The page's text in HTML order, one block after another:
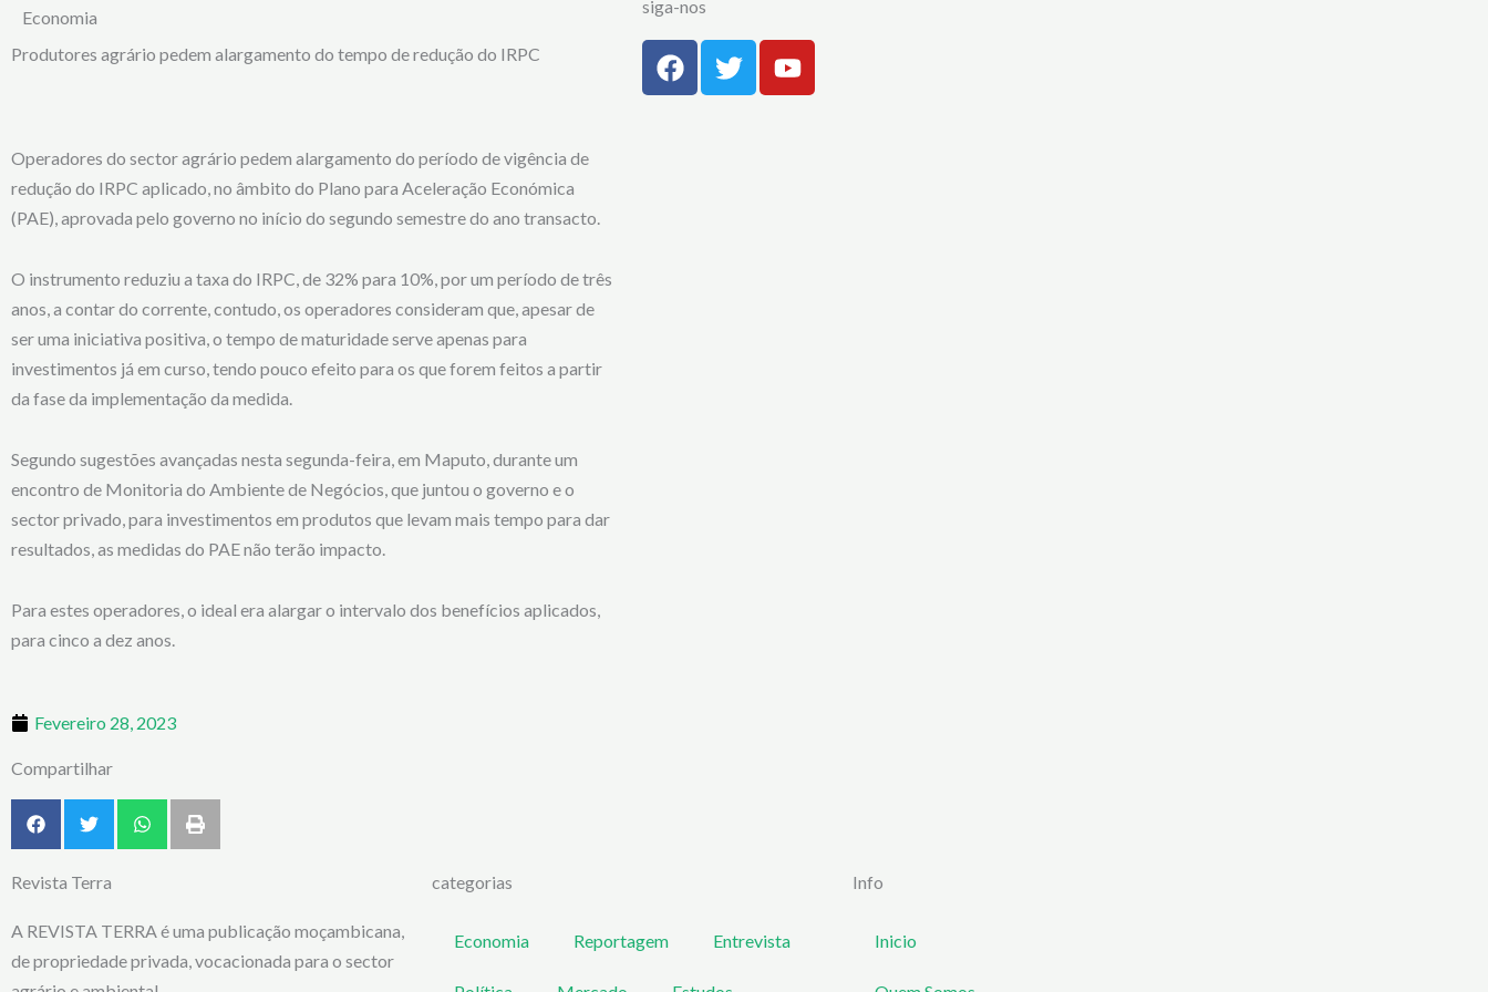
Economia
Produtores agrário pedem alargamento do tempo de redução do IRPC
Operadores do sector agrário pedem alargamento do período de vigência de
redução do IRPC aplicado, no âmbito do Plano para Aceleração Económica
(PAE), aprovada pelo governo no início do segundo semestre do ano transacto.
O instrumento reduziu a taxa do IRPC, de 32% para 10%, por um período de três
anos, a contar do corrente, contudo, os operadores consideram que, apesar de
ser uma iniciativa positiva, o tempo de maturidade serve apenas para
investimentos já em curso, tendo pouco efeito para os que forem feitos a partir
da fase da implementação da medida.
Segundo sugestões avançadas nesta segunda-feira, em Maputo, durante um
encontro de Monitoria do Ambiente de Negócios, que juntou o governo e o
sector privado, para investimentos em produtos que levam mais tempo para dar
resultados, as medidas do PAE não terão impacto.
Para estes operadores, o ideal era alargar o intervalo dos benefícios aplicados,
para cinco a dez anos.
Fevereiro 28, 2023
Compartilhar
siga-nos
F
a
T
w
Y
o
Revista Terra
A REVISTA TERRA é uma publicação moçambicana,
de propriedade privada, vocacionada para o sector
categorias
Economia Reportagem Entrevista
Info
Inicio